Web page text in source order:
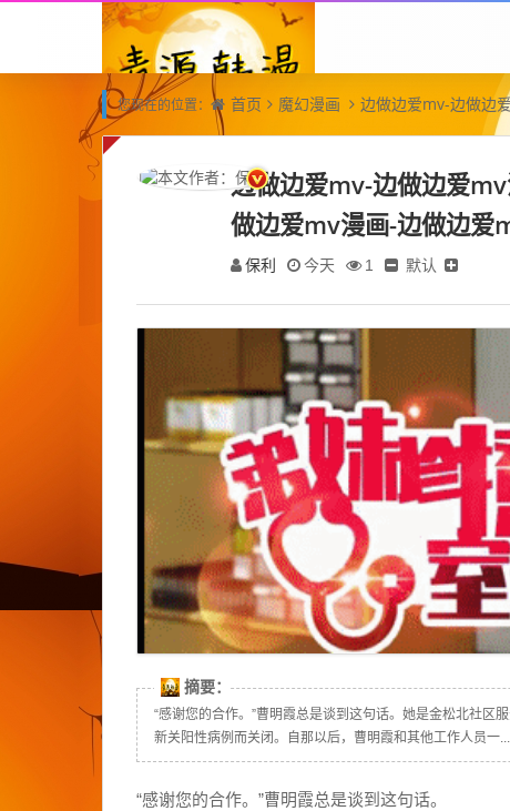
您现在的位置： 首页 魔幻漫画 边做边爱mv-边做边
边做边爱mv-边做边爱
做边爱mv漫画-边做边爱
保利 今天 1 默认
摘要：
“感谢您的合作。”曹明霞总是谈到这句话。她是金松北社
新关阳性病例而关闭。自那以后，曹明霞和其他工作人员一...
“感谢您的合作。”曹明霞总是谈到这句话。